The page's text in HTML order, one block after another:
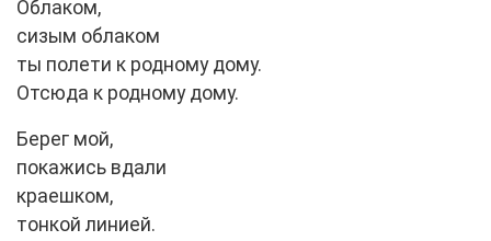
Облаком,
сизым облаком
ты полети к родному дому.
Отсюда к родному дому.
Берег мой,
покажись вдали
краешком,
тонкой линией.